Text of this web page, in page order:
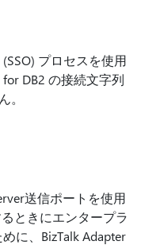
プロセスを使用
DB2 の接続文字列
。
送信ポートを使用
ときにエンタープラ
に、BizTalk Adapter